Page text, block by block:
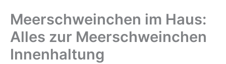
Meerschweinchen im Haus:
Alles zur Meerschweinchen
Innenhaltung